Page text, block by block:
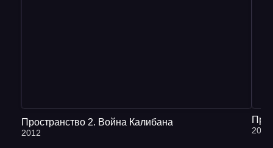
Пространство 2. Война Калибана
2012 2017